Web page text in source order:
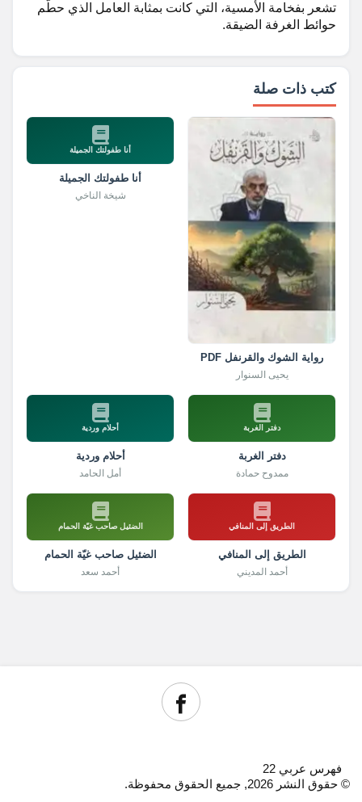
تشعر بفخامة الأمسية، التي كانت بمثابة العامل الذي حطَّم
حوائط الغرفة الضيقة.
كتب ذات صلة
رواية الشوك والقرنفل PDF
يحيى السنوار
أنا طفولتك الجميلة
أنا طفولتك الجميلة
شيخة الناخي
دفتر الغربة
دفتر الغربة
ممدوح حمادة
أحلام وردية
أحلام وردية
أمل الحامد
الطريق إلى المنافي
الطريق إلى المنافي
أحمد المديني
الضئيل صاحب غيّة الحمام
الضئيل صاحب غيّة الحمام
أحمد سعد
فهرس عربي 22
© حقوق النشر 2026, جميع الحقوق محفوظة.